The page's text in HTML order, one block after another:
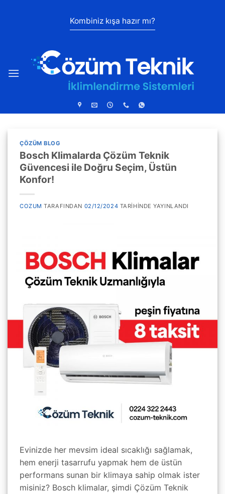
Kombiniz kışa hazır mı?
ÇÖZÜM BLOG
Bosch Klimalarda Çözüm Teknik
Güvencesi ile Doğru Seçim, Üstün
Konfor!
COZUM TARAFINDAN 02/12/2024 TARIHINDE YAYINLANDI
Evinizde her mevsim ideal sıcaklığı sağlamak,
hem enerji tasarrufu yapmak hem de üstün
performans sunan bir klimaya sahip olmak ister
misiniz? Bosch klimalar, şimdi Çözüm Teknik